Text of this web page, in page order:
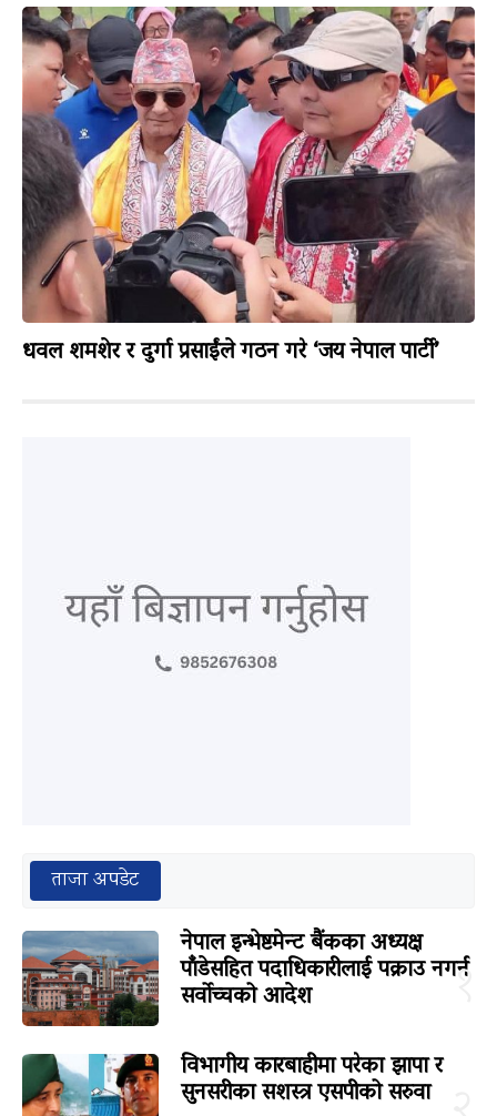
धवल शमशेर र दुर्गा प्रसाईंले गठन गरे ‘जय नेपाल पार्टी’
ताजा अपडेट
१
नेपाल इन्भेष्टमेन्ट बैंकका अध्यक्ष
पाँडेसहित पदाधिकारीलाई पक्राउ नगर्न
सर्वोच्चको आदेश
विभागीय कारबाहीमा परेका झापा र
सुनसरीका सशस्त्र एसपीको सरुवा